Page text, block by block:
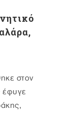
στον
έφυγε